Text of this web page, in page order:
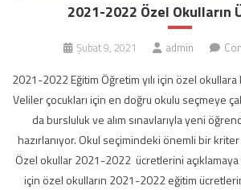
2021-2022 Özel Okulların
Şubat 9, 2021 admin
2021-2022 Eğitim Öğretim yılı için özel okullara
Veliler çocukları için en doğru okulu seçmeye
da bursluluk ve alım sınavlarıyla yeni
hazırlanıyor. Okul seçimindeki önemli bir
Özel okullar 2021-2022 ücretlerini
için özel okulların 2021-2022 eğitim